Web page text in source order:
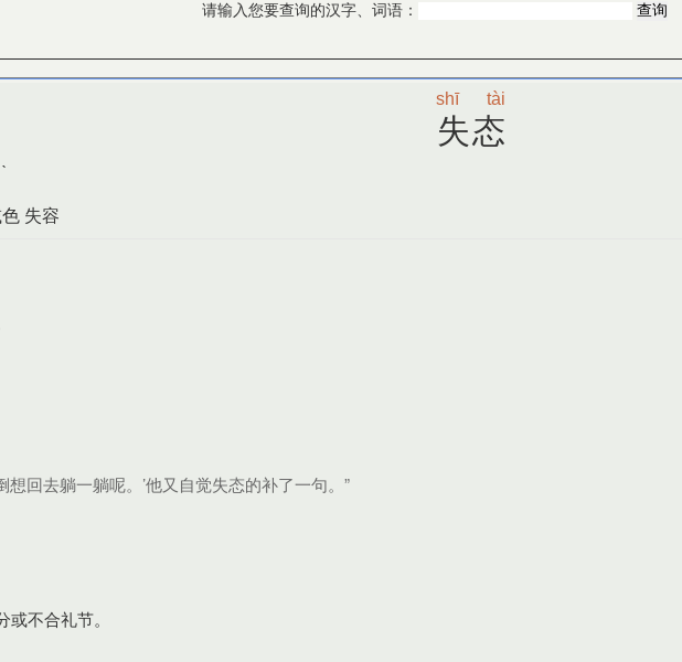
请输入您要查询的汉字、词语：
shī tài
失态
失容
想回去躺一躺呢。’他又自觉失态的补了一句。”
不合礼节。